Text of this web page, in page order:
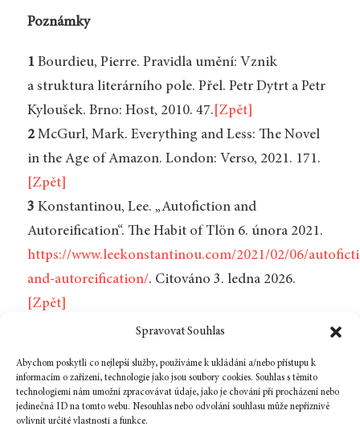
Spravovat Souhlas
Abychom poskytli co nejlepší služby, používáme k ukládání a/nebo přístupu k
informacím o zařízení, technologie jako jsou soubory cookies. Souhlas s těmito
technologiemi nám umožní zpracovávat údaje, jako je chování při procházení nebo
jedinečná ID na tomto webu. Nesouhlas nebo odvolání souhlasu může nepříznivě
ovlivnit určité vlastnosti a funkce.
Poznámky
1Bourdieu, Pierre. Pravidla umění: Vznik
a struktura literárního pole. Přel. Petr Dytrt a Petr
Kyloušek. Brno: Host, 2010. 47. [Zpět]
2McGurl, Mark. Everything and Less: The Novel
in the Age of Amazon. London: Verso, 2021. 171.
[Zpět]
3 Konstantinou, Lee. „Autofiction and
Autoreification“. The Habit of Tlön 6. února 2021.
https://www.leekonstantinou.com/2021/02/06/
and-autoreification/. Citováno 3. ledna 2026.
[Zpět]
Sinykin, Dan. Big Fiction: How Conglomeration
Literature. New York: Columbia University Press,
2023. 18.
[Zpět]